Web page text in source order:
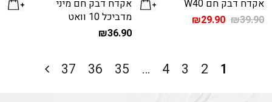
אקדח דבק חם W40
₪39.90 המחיר₪29.90
אקדח דבק חם מיני
מדביכל 10 וואט
₪36.90
1
2
3
4
…
35
36
37